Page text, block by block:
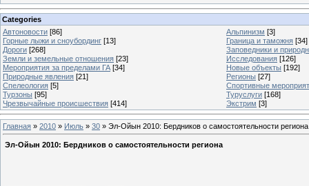
Categories
Автоновости [86] Альпинизм [3]
Горные лыжи и сноубординг [13] Граница и таможня [34]
Дороги [268]
Заповедники и
Земли и земельные отношения [23] Исследования [126]
Мероприятия за пределами ГА [34] Новые объекты [192]
Природные явления [21] Регионы [27]
Спелеология [5]
Спортивные
Турзоны [95] Туруслуги [168]
Чрезвычайные происшествия [414] Экстрим [3]
Главная » 2010 » Июль » 30 » Эл-Ойын 2010: Бердников о самостоятельности региона
Эл-Ойын 2010: Бердников о самостоятельности региона